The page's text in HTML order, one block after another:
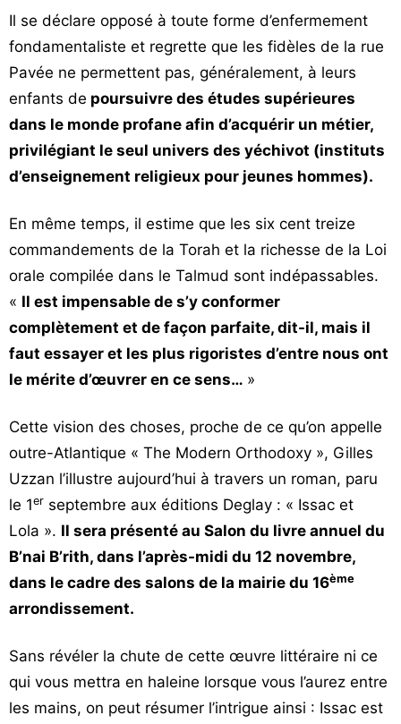
Il se déclare opposé à toute forme d’enfermement
fondamentaliste et regrette que les fidèles de la rue
Pavée ne permettent pas, généralement, à leurs
enfants de poursuivre des études supérieures
dans le monde profane afin d’acquérir un métier,
privilégiant le seul univers des yéchivot (instituts
d’enseignement religieux pour jeunes hommes).
En même temps, il estime que les six cent treize
commandements de la Torah et la richesse de la Loi
orale compilée dans le Talmud sont indépassables.
« Il est impensable de s’y conformer
complètement et de façon parfaite, dit-il, mais il
faut essayer et les plus rigoristes d’entre nous ont
le mérite d’œuvrer en ce sens… »
Cette vision des choses, proche de ce qu’on appelle
outre-Atlantique « The Modern Orthodoxy », Gilles
Uzzan l’illustre aujourd’hui à travers un roman, paru
le 1er septembre aux éditions Deglay : « Issac et
Lola ». Il sera présenté au Salon du livre annuel du
B’nai B’rith, dans l’après-midi du 12 novembre,
dans le cadre des salons de la mairie du 16ème
arrondissement.
Sans révéler la chute de cette œuvre littéraire ni ce
qui vous mettra en haleine lorsque vous l’aurez entre
les mains, on peut résumer l’intrigue ainsi : Issac est